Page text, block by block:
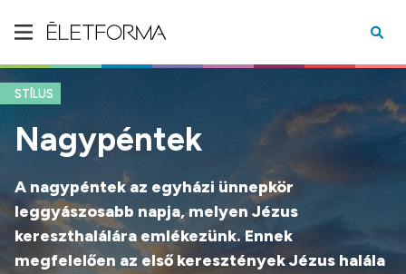
STÍLUS
Nagypéntek
A nagypéntek az egyházi ünnepkör
leggyászosabb napja, melyen Jézus
kereszthalálára emlékezünk. Ennek
megfelelően az első keresztények Jézus halála